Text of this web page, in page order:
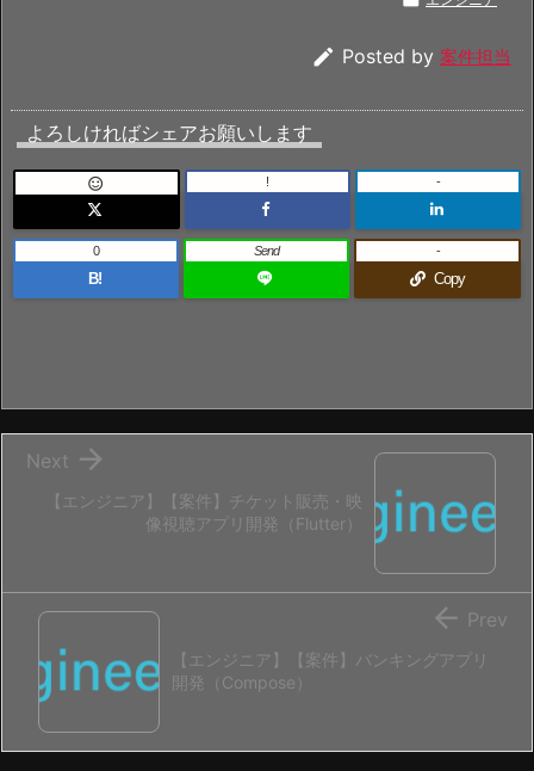
 Posted by 案件担当
よろしければシェアお願いします
 ! -
B!
0 Send
Copy
-
【エンジニア】【案件】チケット販売・映
像視聴アプリ開発（Flutter）

Next
【エンジニア】【案件】バンキングアプリ
開発（Compose）
 Prev